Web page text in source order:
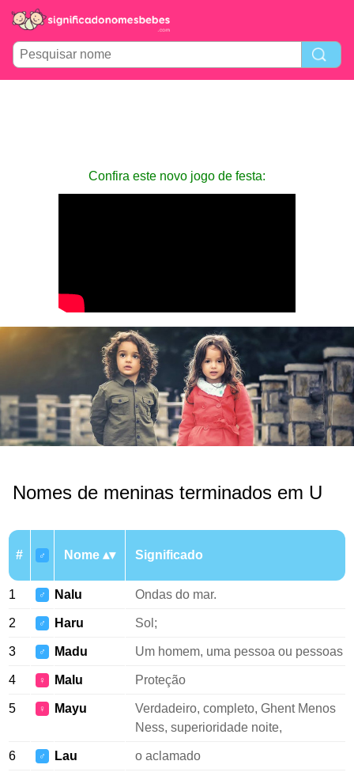
Confira este novo jogo de festa:
Nomes de meninas terminados em U
# ♂ Nome Significado
1 ♂ Nalu Ondas do mar.
2 ♂ Haru Sol;
3 ♂ Madu Um homem, uma pessoa ou pessoas
4 ♀ Malu Proteção
5 ♀ Mayu
Verdadeiro, completo, Ghent Menos
Ness, superioridade noite,
6 ♂ Lau o aclamado